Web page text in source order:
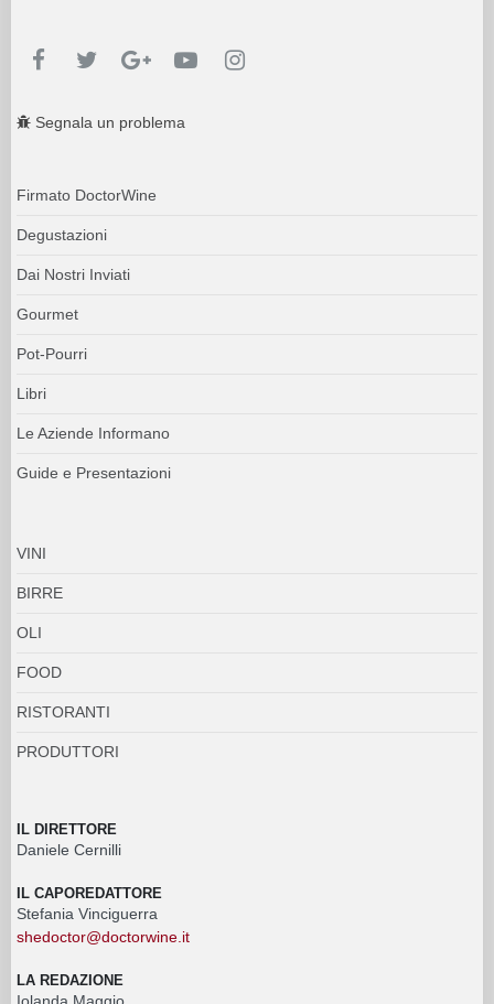
Segnala un problema
Firmato DoctorWine
Degustazioni
Dai Nostri Inviati
Gourmet
Pot-Pourri
Libri
Le Aziende Informano
Guide e Presentazioni
VINI
BIRRE
OLI
FOOD
RISTORANTI
PRODUTTORI
IL DIRETTORE
Daniele Cernilli
IL CAPOREDATTORE
Stefania Vinciguerra
shedoctor@doctorwine.it
LA REDAZIONE
Iolanda Maggio